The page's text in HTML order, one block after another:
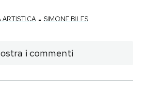
ARTISTICA - SIMONE BILES
i commenti